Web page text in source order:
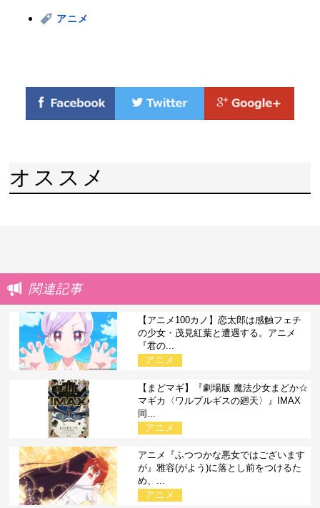
アニメ
オススメ
関連記事
【アニメ100カノ】恋太郎は感触フェチ
の少女・茂見紅葉と遭遇する。アニメ
『君の...
アニメ
【まどマギ】『劇場版 魔法少女まどか☆
マギカ〈ワルプルギスの廻天〉』IMAX
同...
アニメ
アニメ『ふつつかな悪女ではございます
が』雅容(がよう)に落とし前をつけるた
め、...
アニメ